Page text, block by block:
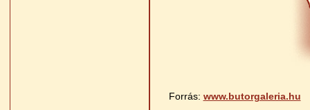
Forrás: www.butorgaleria.hu